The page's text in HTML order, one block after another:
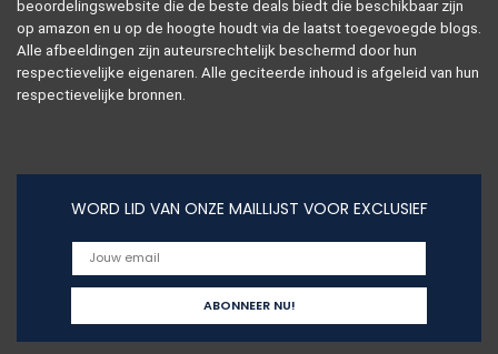
beoordelingswebsite die de beste deals biedt die beschikbaar zijn
op amazon en u op de hoogte houdt via de laatst toegevoegde blogs.
Alle afbeeldingen zijn auteursrechtelijk beschermd door hun
respectievelijke eigenaren. Alle geciteerde inhoud is afgeleid van hun
respectievelijke bronnen.
WORD LID VAN ONZE MAILLIJST VOOR EXCLUSIEF